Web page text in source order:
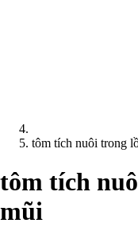
tôm tích nuôi trong
tôm tích
mũi